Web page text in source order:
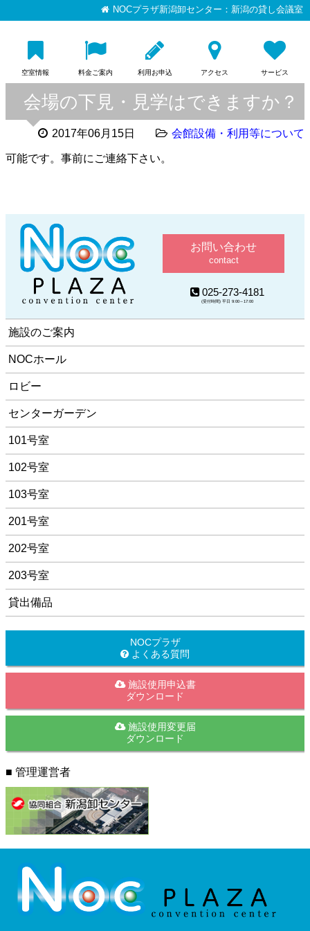
NOCプラザ新潟卸センター：新潟の貸し会議室
空室情報 料金ご案内 利用お申込 アクセス サービス
会場の下見・見学はできますか？
2017年06月15日 会館設備・利用等について
可能です。事前にご連絡下さい。
お問い合わせ
contact
025-273-4181
(受付時間) 平日 9:00～17:00
施設のご案内
NOCホール
ロビー
センターガーデン
101号室
102号室
103号室
201号室
202号室
203号室
貸出備品
NOCプラザ
よくある質問
施設使用申込書
ダウンロード
施設使用変更届
ダウンロード
■ 管理運営者